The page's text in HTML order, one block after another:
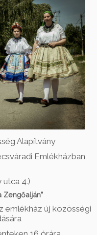
Alapítvány
Emlékházban
utca 4.)
Zengőalján”
emlékház új közösségi